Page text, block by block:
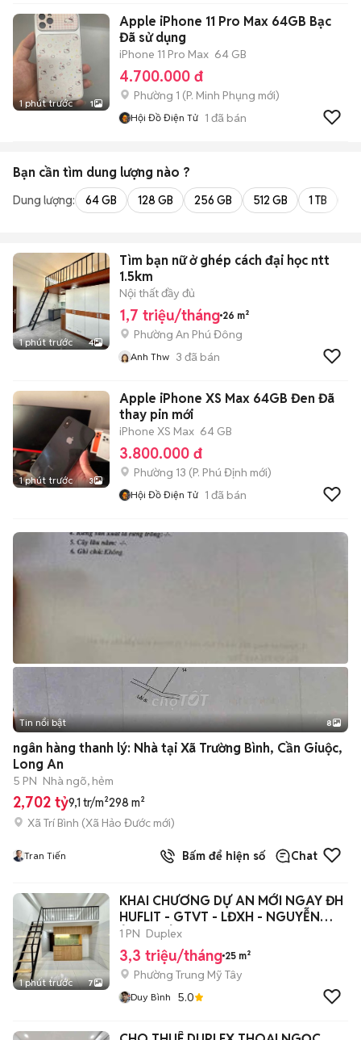
1 phút trước 1
Apple iPhone 11 Pro Max 64GB Bạc
Đã sử dụng
iPhone 11 Pro Max 64 GB
4.700.000 đ
Phường 1 (P. Minh Phụng mới)
Hội Đồ Điện Tử 1 đã bán
Bạn cần tìm dung lượng nào ?
Dung lượng: 64 GB 128 GB 256 GB 512 GB 1 TB
1 phút trước 4
Tìm bạn nữ ở ghép cách đại học ntt
1.5km
Nội thất đầy đủ
1,7 triệu/tháng 26 m²
Phường An Phú Đông
Anh Thw 3 đã bán
1 phút trước 3
Apple iPhone XS Max 64GB Đen Đã
thay pin mới
iPhone XS Max 64 GB
3.800.000 đ
Phường 13 (P. Phú Định mới)
Hội Đồ Điện Tử 1 đã bán
+2
Tin nổi bật 8
ngân hàng thanh lý: Nhà tại Xã Trường Bình, Cần Giuộc,
Long An
5 PN Nhà ngõ, hẻm
2,702 tỷ9,1 tr/m²298 m²
Xã Trí Bình (Xã Hảo Đước mới)
Tran Tiến Bấm để hiện số Chat
1 phút trước 7
KHAI CHƯƠNG DỰ AN MỚI NGAY ĐH
HUFLIT - GTVT - LĐXH - NGUYỄN
ẢNH THỦ
1 PN Duplex
3,3 triệu/tháng 25 m²
Phường Trung Mỹ Tây
Duy Bình 5.0